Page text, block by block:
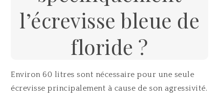
l’écrevisse bleue de
floride ?
Environ 60 litres sont nécessaire pour une seule
écrevisse principalement à cause de son agressivité.